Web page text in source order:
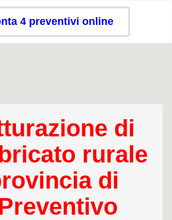
4 preventivi online
di
rurale
di